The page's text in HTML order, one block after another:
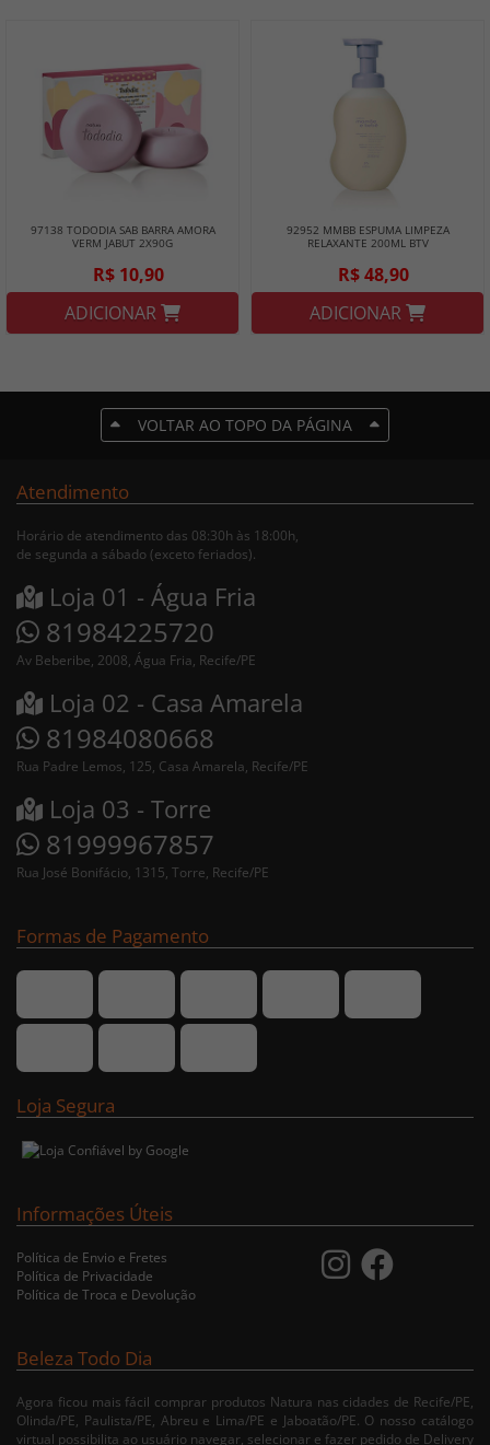
97138 TODODIA SAB BARRA AMORA
VERM JABUT 2X90G
R$ 10,90
ADICIONAR
92952 MMBB ESPUMA LIMPEZA
RELAXANTE 200ML BTV
R$ 48,90
ADICIONAR
VOLTAR AO TOPO DA PÁGINA
Atendimento
Horário de atendimento das 08:30h às 18:00h,
de segunda a sábado (exceto feriados).
Loja 01 - Água Fria
81984225720
Av Beberibe, 2008, Água Fria, Recife/PE
Loja 02 - Casa Amarela
81984080668
Rua Padre Lemos, 125, Casa Amarela, Recife/PE
Loja 03 - Torre
81999967857
Rua José Bonifácio, 1315, Torre, Recife/PE
Formas de Pagamento
Loja Segura
Informações Úteis
Política de Envio e Fretes
Política de Privacidade
Política de Troca e Devolução
Beleza Todo Dia
Agora ficou mais fácil comprar produtos Natura nas cidades de Recife/PE,
Olinda/PE, Paulista/PE, Abreu e Lima/PE e Jaboatão/PE. O nosso catálogo
virtual possibilita ao usuário navegar, selecionar e fazer pedido de Delivery